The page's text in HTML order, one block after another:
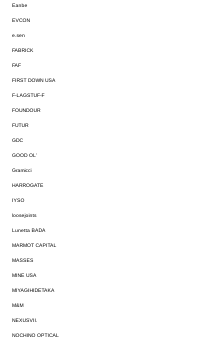
Eanbe
EVCON
e.sen
FABRICK
FAF
FIRST DOWN USA
F-LAGSTUF-F
FOUNDOUR
FUTUR
GDC
GOOD OL'
Gramicci
HARROGATE
IYSO
loosejoints
Lunetta BADA
MARMOT CAPITAL
MASSES
MINE USA
MIYAGIHIDETAKA
M&M
NEXUSVII.
NOCHINO OPTICAL